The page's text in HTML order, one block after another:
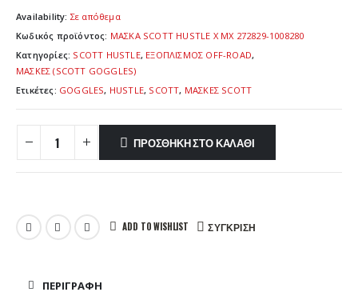
Availability: Σε απόθεμα
Κωδικός προϊόντος: ΜΑΣΚΑ SCOTT HUSTLE X MX 272829-1008280
Κατηγορίες: SCOTT HUSTLE, ΕΞΟΠΛΙΣΜΟΣ OFF-ROAD,
ΜΑΣΚΕΣ (SCOTT GOGGLES)
Ετικέτες: GOGGLES, HUSTLE, SCOTT, ΜΑΣΚΕΣ SCOTT
ΠΡΟΣΘΉΚΗ ΣΤΟ ΚΑΛΆΘΙ
ADD TO WISHLIST ΣΎΓΚΡΙΣΗ
ΠΕΡΙΓΡΑΦΉ